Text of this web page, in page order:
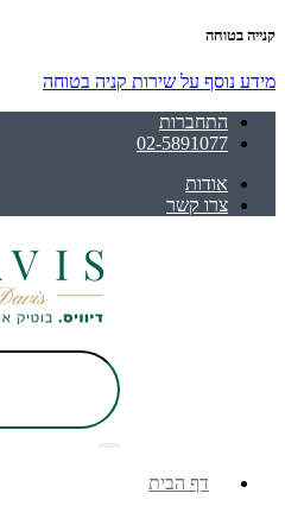
קנייה בטוחה
מידע נוסף על שירות קניה בטוחה
התחברות
02-5891077
אודות
צרו קשר
דף הבית